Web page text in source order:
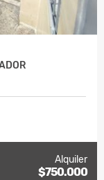
Alquiler
$750.000